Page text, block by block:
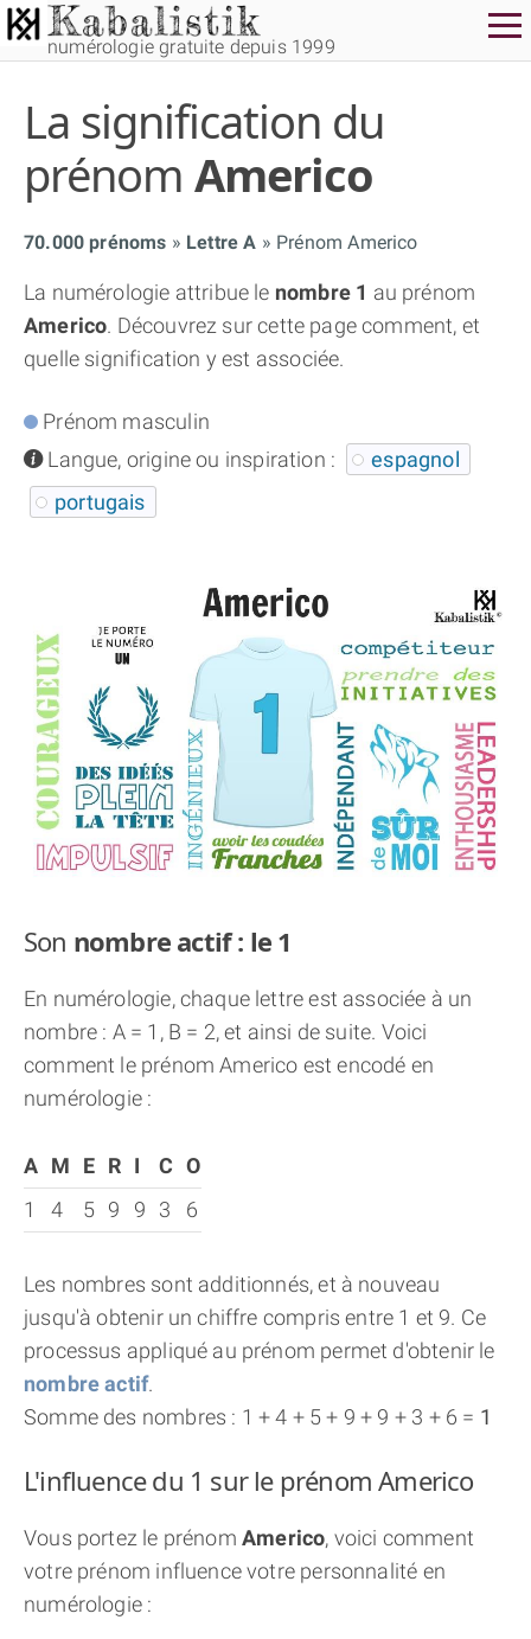
numérologie gratuite depuis 1999
La signification du
prénom Americo
70.000 prénoms Lettre A Prénom Americo
La numérologie attribue le nombre 1 au prénom
Americo. Découvrez sur cette page comment, et
quelle signification y est associée.
Prénom masculin
infoLangue, origine ou inspiration :
espagnol
portugais
Son nombre actif : le 1
En numérologie, chaque lettre est associée à un
nombre : A = 1, B = 2, et ainsi de suite. Voici
comment le prénom Americo est encodé en
numérologie :
A M E R I C O
1
4 5 9 9 3 6
Les nombres sont additionnés, et à nouveau
jusqu'à obtenir un chiffre compris entre 1 et 9. Ce
processus appliqué au prénom permet d'obtenir le
nombre actif.
Somme des nombres : 1 + 4 + 5 + 9 + 9 + 3 + 6 = 1
L'influence du 1 sur le prénom Americo
Vous portez le prénom Americo, voici comment
votre prénom influence votre personnalité en
numérologie :
THÈME GRATUIT
THÈME NUMÉROLOGIQUE APPROFONDI
THÈME TEMPOREL
NUMÉROSCOPE
APPRENDRE LA NUMÉROLOGIE
EXPLORER LA NUMÉROLOGIE
70.000 PRÉNOMS
(À PROPOS)